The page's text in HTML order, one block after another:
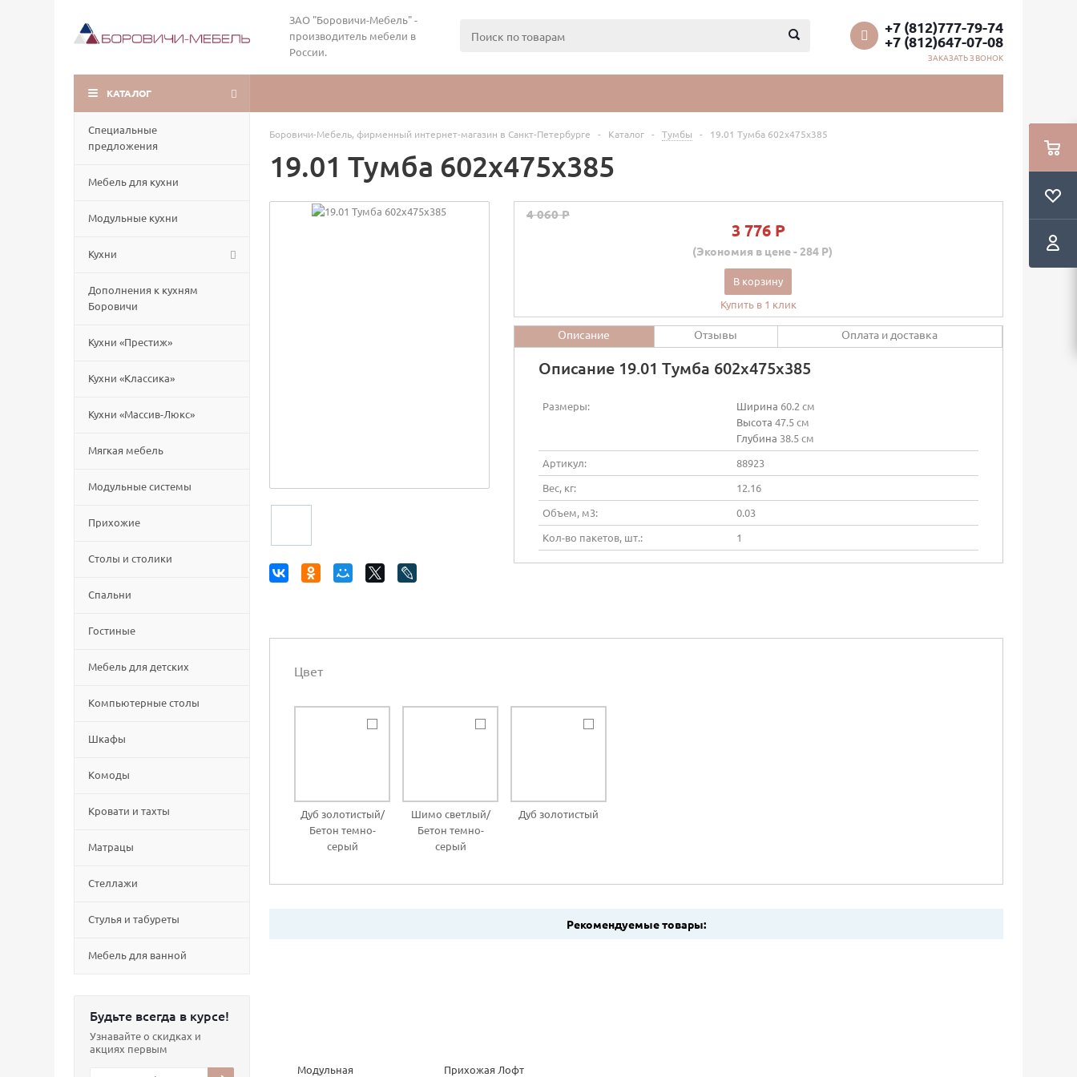
ЗАО "Боровичи-Мебель" -
производитель мебели в
России.
+7 (812)777-79-74
+7 (812)647-07-08
ЗАКАЗАТЬ ЗВОНОК
КАТАЛОГ
Специальные
предложения
Мебель для кухни
Модульные кухни
Кухни
Дополнения к кухням
Боровичи
Кухни «Престиж»
Кухни «Классика»
Кухни «Массив-Люкс»
Мягкая мебель
Модульные системы
Прихожие
Столы и столики
Спальни
Гостиные
Мебель для детских
Компьютерные столы
Шкафы
Комоды
Кровати и тахты
Матрацы
Стеллажи
Cтулья и табуреты
Мебель для ванной
Будьте всегда в курсе!
Узнавайте о скидках и
акциях первым
Боровичи-Мебель, фирменный интернет-магазин в Санкт-Петербурге - Каталог - Тумбы - 19.01 Тумба 602х475х385
19.01 Тумба 602х475х385
4 060 P
3 776 P
(Экономия в цене - 284 P)
В корзину
Купить в 1 клик
Описание Отзывы Оплата и доставка
Описание 19.01 Тумба 602х475х385
Размеры: Ширина 60.2 см
Высота 47.5 см
Глубина 38.5 см
Артикул:
88923
Вес, кг:
12.16
Объем, м3:
0.03
Кол-во пакетов, шт.:
1
Цвет
Дуб золотистый/
Бетон темно-
серый
Шимо светлый/
Бетон темно-
серый
Дуб золотистый
Рекомендуемые товары:
Модульная Прихожая Лофт